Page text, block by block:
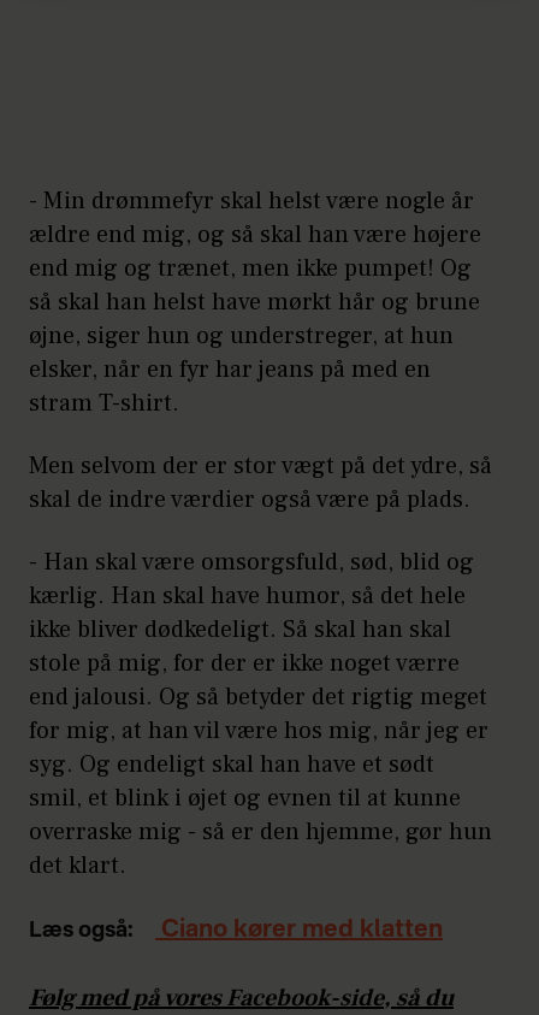
- Min drømmefyr skal helst være nogle år
ældre end mig, og så skal han være højere
end mig og trænet, men ikke pumpet! Og
så skal han helst have mørkt hår og brune
øjne, siger hun og understreger, at hun
elsker, når en fyr har jeans på med en
stram T-shirt.
Men selvom der er stor vægt på det ydre, så
skal de indre værdier også være på plads.
- Han skal være omsorgsfuld, sød, blid og
kærlig. Han skal have humor, så det hele
ikke bliver dødkedeligt. Så skal han skal
stole på mig, for der er ikke noget værre
end jalousi. Og så betyder det rigtig meget
for mig, at han vil være hos mig, når jeg er
syg. Og endeligt skal han have et sødt
smil, et blink i øjet og evnen til at kunne
overraske mig - så er den hjemme, gør hun
det klart.
Læs også: Ciano kører med klatten
Følg med på voresFacebook-side, så du